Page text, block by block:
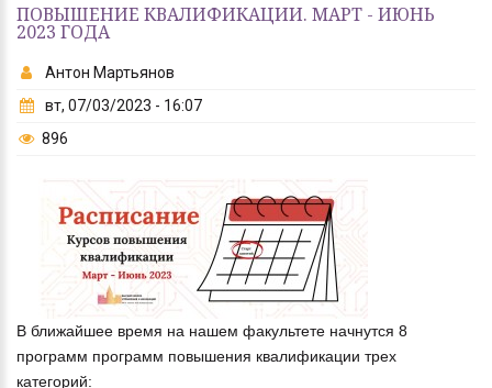
ПОВЫШЕНИЕ КВАЛИФИКАЦИИ. МАРТ - ИЮНЬ
2023 ГОДА
Антон Мартьянов
вт, 07/03/2023 - 16:07
896
В ближайшее время на нашем факультете начнутся 8
программ программ повышения квалификации трех
категорий: